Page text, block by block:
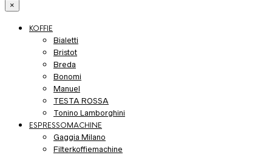
×
KOFFIE
Bialetti
Bristot
Breda
Bonomi
Manuel
TESTA ROSSA
Tonino Lamborghini
ESPRESSOMACHINE
Gaggia Milano
Filterkoffiemachine